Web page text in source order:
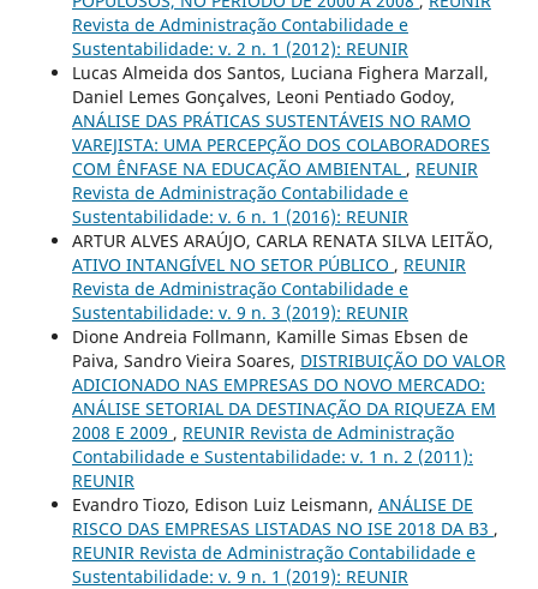
Revista de Administração Contabilidade e
Sustentabilidade: v. 2 n. 1 (2012): REUNIR
Lucas Almeida dos Santos, Luciana Fighera Marzall,
Daniel Lemes Gonçalves, Leoni Pentiado Godoy,
ANÁLISE DAS PRÁTICAS SUSTENTÁVEIS NO RAMO
VAREJISTA: UMA PERCEPÇÃO DOS COLABORADORES
COM ÊNFASE NA EDUCAÇÃO AMBIENTAL , REUNIR
Revista de Administração Contabilidade e
Sustentabilidade: v. 6 n. 1 (2016): REUNIR
ARTUR ALVES ARAÚJO, CARLA RENATA SILVA LEITÃO,
ATIVO INTANGÍVEL NO SETOR PÚBLICO , REUNIR
Revista de Administração Contabilidade e
Sustentabilidade: v. 9 n. 3 (2019): REUNIR
Dione Andreia Follmann, Kamille Simas Ebsen de
Paiva, Sandro Vieira Soares, DISTRIBUIÇÃO DO VALOR
ADICIONADO NAS EMPRESAS DO NOVO MERCADO:
ANÁLISE SETORIAL DA DESTINAÇÃO DA RIQUEZA EM
2008 E 2009 , REUNIR Revista de Administração
Contabilidade e Sustentabilidade: v. 1 n. 2 (2011):
REUNIR
Evandro Tiozo, Edison Luiz Leismann, ANÁLISE DE
RISCO DAS EMPRESAS LISTADAS NO ISE 2018 DA B3 ,
REUNIR Revista de Administração Contabilidade e
Sustentabilidade: v. 9 n. 1 (2019): REUNIR